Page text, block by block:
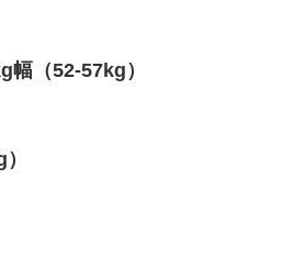
幅（52-57kg）